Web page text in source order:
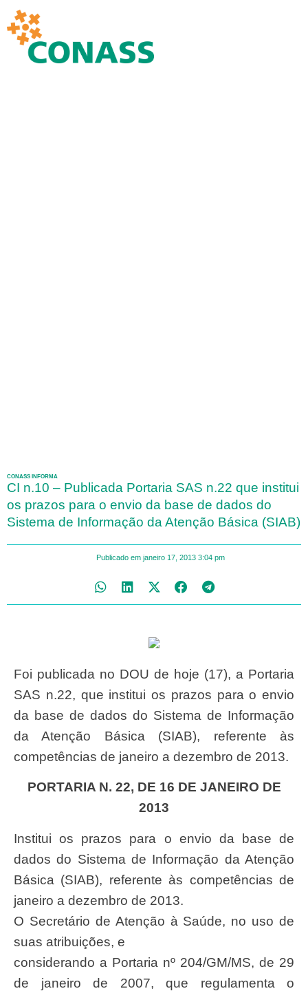
CONASS INFORMA
CI n.10 – Publicada Portaria SAS n.22 que institui
os prazos para o envio da base de dados do
Sistema de Informação da Atenção Básica (SIAB)
Publicado em janeiro 17, 2013 3:04 pm
Foi publicada no DOU de hoje (17), a Portaria
SAS n.22, que institui os prazos para o envio
da base de dados do Sistema de Informação
da Atenção Básica (SIAB), referente às
competências de janeiro a dezembro de 2013.
PORTARIA N. 22, DE 16 DE JANEIRO DE
2013
Institui os prazos para o envio da base de
dados do Sistema de Informação da Atenção
Básica (SIAB), referente às competências de
janeiro a dezembro de 2013.
O Secretário de Atenção à Saúde, no uso de
suas atribuições, e
considerando a Portaria nº 204/GM/MS, de 29
de janeiro de 2007, que regulamenta o